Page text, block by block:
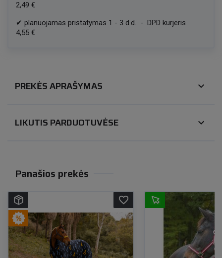
2,49 €
✔ planuojamas pristatymas 1 - 3 d.d. - DPD kurjeris
4,55 €
PREKĖS APRAŠYMAS expand_more
LIKUTIS PARDUOTUVĖSE expand_more
Panašios prekės
favorite_border